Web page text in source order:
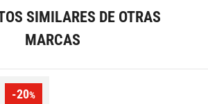
SIMILARES DE OTRAS
MARCAS
-20%